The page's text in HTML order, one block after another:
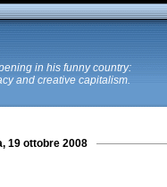
in his funny country:
and creative capitalism.
19 ottobre 2008